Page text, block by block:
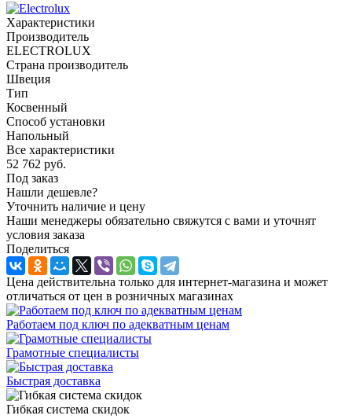
Характеристики
Производитель
ELECTROLUX
Страна производитель
Швеция
Тип
Косвенный
Способ установки
Напольный
Все характеристики
52 762 руб.
Под заказ
Нашли дешевле?
Уточнить наличие и цену
Наши менеджеры обязательно свяжутся с вами и уточнят
условия заказа
Поделиться
Цена действительна только для интернет-магазина и может
отличаться от цен в розничных магазинах
Работаем под ключ по адекватным ценам
Грамотные специалисты
Быстрая доставка
Гибкая система скидок